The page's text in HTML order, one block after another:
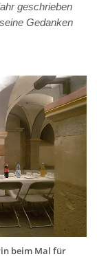
geschrieben
Gedanken
beim Mal für